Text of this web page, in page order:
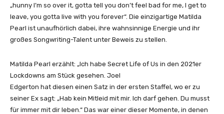
„hunny I’m so over it, gotta tell you don’t feel bad for me, I get to
leave, you gotta live with you forever“. Die einzigartige Matilda
Pearl ist unaufhörlich dabei, ihre wahnsinnige Energie und ihr
großes Songwriting-Talent unter Beweis zu stellen.
Matilda Pearl erzählt: „Ich habe Secret Life of Us in den 2021er
Lockdowns am Stück gesehen. Joel
Edgerton hat diesen einen Satz in der ersten Staffel, wo er zu
seiner Ex sagt: „Hab kein Mitleid mit mir. Ich darf gehen. Du musst
für immer mit dir leben.“ Das war einer dieser Momente, in denen